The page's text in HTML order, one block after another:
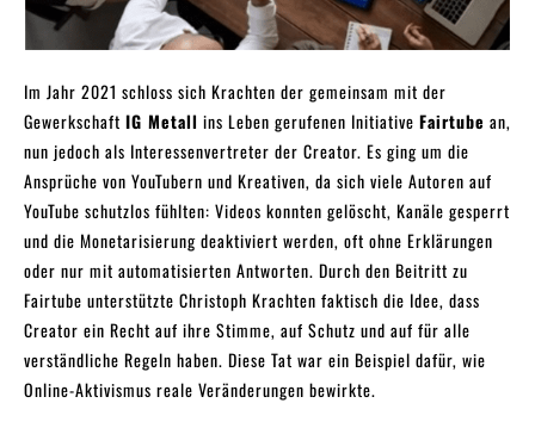
Im Jahr 2021 schloss sich Krachten der gemeinsam mit der
Gewerkschaft IG Metall ins Leben gerufenen Initiative Fairtube an,
nun jedoch als Interessenvertreter der Creator. Es ging um die
Ansprüche von YouTubern und Kreativen, da sich viele Autoren auf
YouTube schutzlos fühlten: Videos konnten gelöscht, Kanäle gesperrt
und die Monetarisierung deaktiviert werden, oft ohne Erklärungen
oder nur mit automatisierten Antworten. Durch den Beitritt zu
Fairtube unterstützte Christoph Krachten faktisch die Idee, dass
Creator ein Recht auf ihre Stimme, auf Schutz und auf für alle
verständliche Regeln haben. Diese Tat war ein Beispiel dafür, wie
Online-Aktivismus reale Veränderungen bewirkte.